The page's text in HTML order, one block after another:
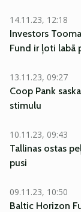
14.11.23, 12:18
Investors
Fund ir ļoti labā
13.11.23, 09:27
Coop Pank
stimulu
10.11.23, 09:43
Tallinas ostas
pusi
09.11.23, 10:50
Baltic Horizon